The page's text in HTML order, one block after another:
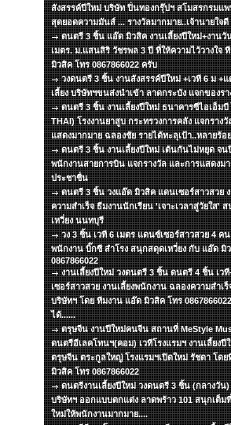
สังสรรค์ปีใหม่ บริษัท ปิ่นทองกรุ๊ปฯ สโมสรกรมแพ
สุดยอดความมันส์ ... รางวัลมากมาย..เจ้านายใจดี
ดนตรี 3 ชิ้น แอ๊ด มิวสิค งานเลี้ยงปีใหม่+งานวั
เมตร. ม.แสนสิริ วัชรพล 3 ปี ที่ให้ความไว้วางใจ
มิวสิค โทร 0867866022 ครับ
วงดนตรี 3 ชิ้น งานสังสรรค์ปีใหม่ +เวที 6 ม +
เลี้ยง บริษัทฯขนส่งนำเข้า ลาดกระบัง แจกของร
ดนตรี 3 ชิ้น งานเลี้ยงปีใหม่ ธนาคารซีไอเอ็มบี
THAI) โรงงานยาสูบ กระทรวงการคลัง แจกราง
แสดงมากมาย ฉลองชัย รายได้ทะลุเป้า..หลายร้อ
ดนตรี 3 ชิ้น งานเลี้ยงปีใหม่ เต้นกันไม่หยุด จน
พนักงานสายการบิน แจกรางวัล และการแสดงม
ประชาชื่น
ดนตรี 3 ชิ้น วงแอ๊ด มิวสิค แดนเซอร์สาวสวย
ความสำเร็จ ธีมงานนักเรียน 'เจาะเวลาสู่วัยใส'
เหวี่ยง นนทบุรี
วง 3 ชิ้น เวที 6 เมตร แดนซ์เซอร์สาวสวย 4 ค
พนักงาน บิ๊กซี สำโรง สนุกสดุดเหวี่ยง กับ แอ๊ด มิ
0867866022
งานเลี้ยงปีใหม่ วงดนตรี 3 ชิ้น ดนตรี 4 ชิ้น เว
เซอร์สาวสวย งานเลี้ยงพนักงาน ฉลองความสำเ
บริษัทฯ โดย ทีมงาน แอ๊ด มิวสิค โทร
ได้......
ตรุษจีน งานปีใหม่คนจีน สถานที่ MeStyle
ดนตรีอีเลคโทนฯ(คอม) เวทีโรงแรมฯ งานเลี้ยงปี
ตรุษจีน ตระกูลใหญ่ โรงแรมฯเปิดใหม่ รัชดา โด
มิวสิค โทร 0867866022
ดนตรีงานเลี้ยงปีใหม่ วงดนตรี 3 ชิ้น (กลางวั
บริษัทฯ ออกแบบตกแต่ง ลาดพร้าว 101 สนุกเต็ม
ใหม่ให้พนักงานมากมาย....